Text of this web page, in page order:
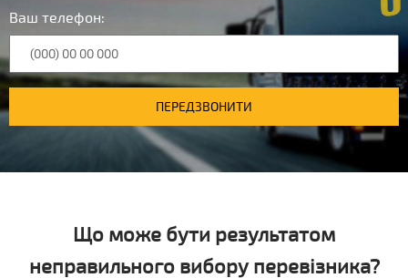
Ваш телефон:
ПЕРЕДЗВОНИТИ
Що може бути результатом
неправильного вибору перевізника?